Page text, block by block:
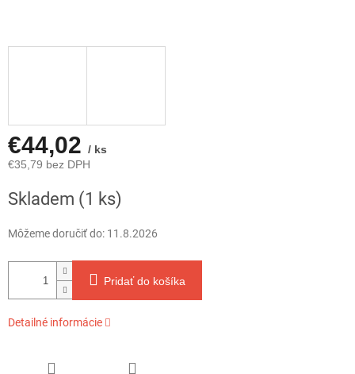
€44,02 / ks
€35,79 bez DPH
cena:
Skladem (1 ks)
Môžeme doručiť do: 11.8.2026
Pridať do košíka
Detailné informácie